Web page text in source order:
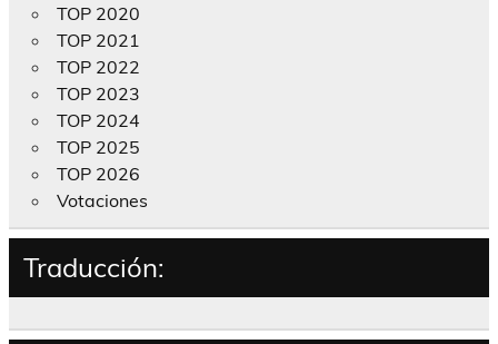
TOP 2020
TOP 2021
TOP 2022
TOP 2023
TOP 2024
TOP 2025
TOP 2026
Votaciones
Traducción: